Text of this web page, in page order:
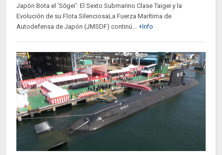
Japón Bota el 'Sōgei': El Sexto Submarino Clase Taigei y la
Evolución de su Flota SilenciosaLa Fuerza Marítima de
Autodefensa de Japón (JMSDF) continú... +Info